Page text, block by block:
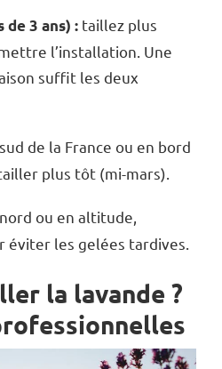
de 3 ans) : taillez plus
l’installation. Une
suffit les deux
de la France ou en bord
plus tôt (mi-mars).
ou en altitude,
éviter les gelées tardives.
la lavande ?